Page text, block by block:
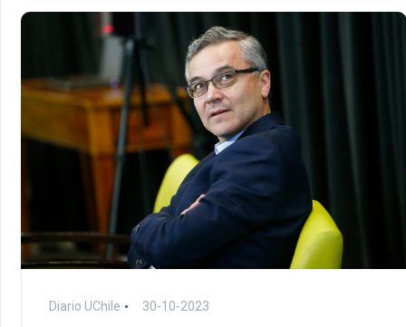
Diario UChile 30-10-2023